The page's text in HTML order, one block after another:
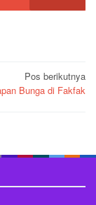
Pos berikutnya
Bunga di Fakfak